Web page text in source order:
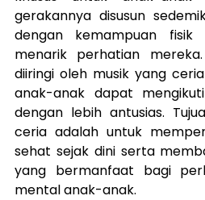
gerakannya disusun
dengan kemampuan fisik
menarik perhatian
diiringi oleh musik yang
anak-anak dapat
dengan lebih antusias.
ceria adalah untuk
sehat sejak dini serta
yang bermanfaat bagi
mental anak-anak.